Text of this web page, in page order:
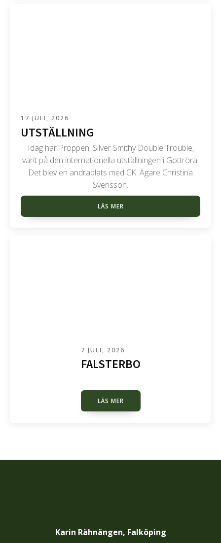
17 JULI, 2026
UTSTÄLLNING
Idag har Proppen, Silver Smithy Double Trouble,
varit på den internationella utställningen i Gottröra.
Det blev en andraplats med CK. Ägare Christina
Svensson.
LÄS MER
7 JULI, 2026
FALSTERBO
LÄS MER
Karin Råhnängen, Falköping